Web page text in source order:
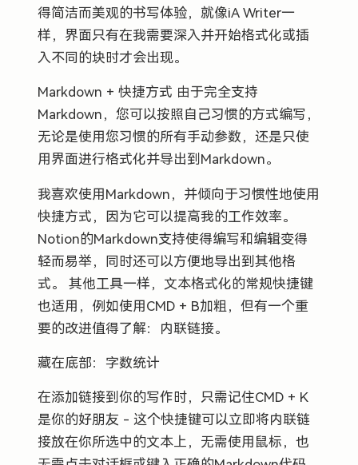
得简洁而美观的书写体验，就像iA Writer一
样，界面只有在我需要深入并开始格式化或插
入不同的块时才会出现。
Markdown + 快捷方式 由于完全支持
Markdown，您可以按照自己习惯的方式编写，
无论是使用您习惯的所有手动参数，还是只使
用界面进行格式化并导出到Markdown。
我喜欢使用Markdown，并倾向于习惯性地使用
快捷方式，因为它可以提高我的工作效率。
Notion的Markdown支持使得编写和编辑变得
轻而易举，同时还可以方便地导出到其他格
式。 其他工具一样，文本格式化的常规快捷键
也适用，例如使用CMD + B加粗，但有一个重
要的改进值得了解：内联链接。
藏在底部：字数统计
在添加链接到你的写作时，只需记住CMD + K
是你的好朋友 - 这个快捷键可以立即将内联链
接放在你所选中的文本上，无需使用鼠标，也